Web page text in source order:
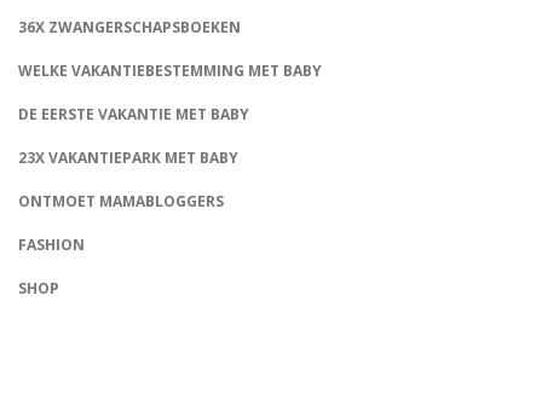
36X ZWANGERSCHAPSBOEKEN
WELKE VAKANTIEBESTEMMING MET BABY
DE EERSTE VAKANTIE MET BABY
23X VAKANTIEPARK MET BABY
ONTMOET MAMABLOGGERS
FASHION
SHOP